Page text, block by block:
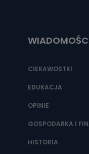
Jakie
źródeł
adres
Jak
CIEKAWOSTKI
EDUKACJA
OPINIE
GOSPODARKA I
HISTORIA